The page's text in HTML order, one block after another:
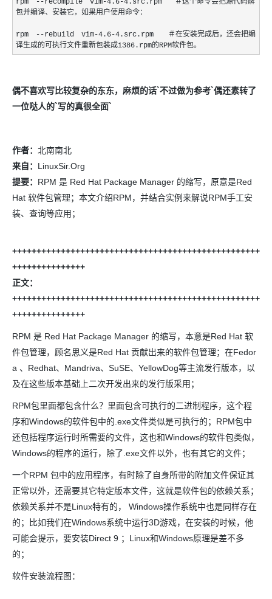
rpm --recompile vim-4.6-4.src.rpm ＃这个命令会把源代码解
包并编译、安装它，如果用户使用命令：
rpm --rebuild vim-4.6-4.src.rpm ＃在安装完成后，还会把编
译生成的可执行文件重新包装成i386.rpm的RPM软件包。
偶不喜欢写比较复杂的东东，麻烦的话`不过做为参考`偶还素转了
一位哒人的`写的真很全面`
作者： 北南南北
来自： LinuxSir.Org
提要： RPM 是 Red Hat Package Manager 的缩写，原意是Red
Hat 软件包管理；本文介绍RPM，并结合实例来解说RPM手工安
装、查询等应用；
+++++++++++++++++++++++++++++++++++++++++++++++++++
+++++++++++++++
正文：
+++++++++++++++++++++++++++++++++++++++++++++++++++
+++++++++++++++
RPM 是 Red Hat Package Manager 的缩写，本意是Red Hat 软
件包管理，顾名思义是Red Hat 贡献出来的软件包管理；在Fedor
a 、Redhat、Mandriva、SuSE、YellowDog等主流发行版本，以
及在这些版本基础上二次开发出来的发行版采用；
RPM包里面都包含什么？里面包含可执行的二进制程序，这个程
序和Windows的软件包中的.exe文件类似是可执行的；RPM包中
还包括程序运行时所需要的文件，这也和Windows的软件包类似，
Windows的程序的运行，除了.exe文件以外，也有其它的文件；
一个RPM 包中的应用程序，有时除了自身所带的附加文件保证其
正常以外，还需要其它特定版本文件，这就是软件包的依赖关系；
依赖关系并不是Linux特有的， Windows操作系统中也是同样存在
的；比如我们在Windows系统中运行3D游戏，在安装的时候，他
可能会提示，要安装Direct 9 ；Linux和Windows原理是差不多
的；
软件安装流程图：